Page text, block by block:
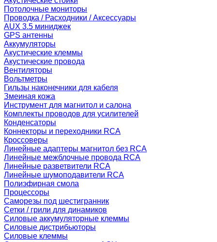
Потолочные мониторы
Проводка / Расходники / Аксессуары
AUX 3.5 миниджек
GPS антенны
Аккумуляторы
Акустические клеммы
Акустические провода
Вентиляторы
Вольтметры
Гильзы наконечники для кабеля
Змеиная кожа
Инструмент для магнитол и салона
Комплекты проводов для усилителей
Конденсаторы
Коннекторы и переходники RCA
Кроссоверы
Линейные адаптеры магнитол без RCA
Линейные межблочные провода RCA
Линейные разветвители RCA
Линейные шумоподавители RCA
Полиэфирная смола
Процессоры
Саморезы под шестигранник
Сетки / грили для динамиков
Силовые аккумуляторные клеммы
Силовые дистрибьюторы
Силовые клеммы